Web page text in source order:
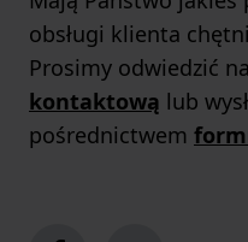
obsługi klienta
Prosimy odwiedzić
kontaktową lub
pośrednictwem